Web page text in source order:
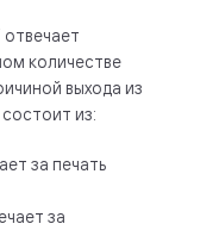
количестве
выхода из
из:
за печать
за